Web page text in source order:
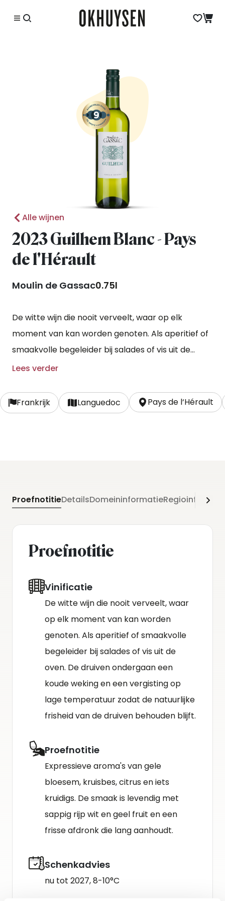
Alle wijnen
2023 Guilhem Blanc - Pays
de l'Hérault
Moulin de Gassac0.75l
De witte wijn die nooit verveelt, waar op elk
moment van kan worden genoten. Als aperitief of
smaakvolle begeleider bij salades of vis uit de
oven. De druiven ondergaan een koude weking en
natuurlijke frisheid van de druiven behouden blijft.
Lees verder
Frankrijk Languedoc Pays de l‘Hérault
ProefnotitieDetailsDomeininformatie
Proefnotitie
Vinificatie
De witte wijn die nooit verveelt, waar
op elk moment van kan worden
genoten. Als aperitief of smaakvolle
begeleider bij salades of vis uit de
oven. De druiven ondergaan een
koude weking en een vergisting op
lage temperatuur zodat de natuurlijke
frisheid van de druiven behouden blijft.
Proefnotitie
Expressieve aroma's van gele
bloesem, kruisbes, citrus en iets
kruidigs. De smaak is levendig met
sappig rijp wit en geel fruit en een
frisse afdronk die lang aanhoudt.
Schenkadvies
nu tot 2027, 8-10°C